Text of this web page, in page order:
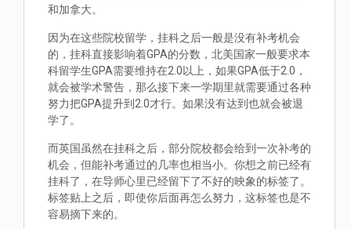
和加拿大。
因为在这些院校留学，挂科之后一般是没有补考机会
的，挂科直接影响着GPA的分数，北美国家一般要求本
科留学生GPA需要维持在2.0以上，如果GPA低于2.0，
就会被学术警告，那么接下来一学期里就需要通过各种
努力把GPA提升到2.0才行。如果没有达到也就会被退
学了。
而英国虽然在挂科之后，部分院校都会给到一次补考的
机会，但能补考通过的几率也相当小。你想之前已经有
挂科了，在导师心里已经留下了不好的映象的标签了。
标签贴上之后，即使你后面再怎么努力，这标签也是不
容易摘下来的。